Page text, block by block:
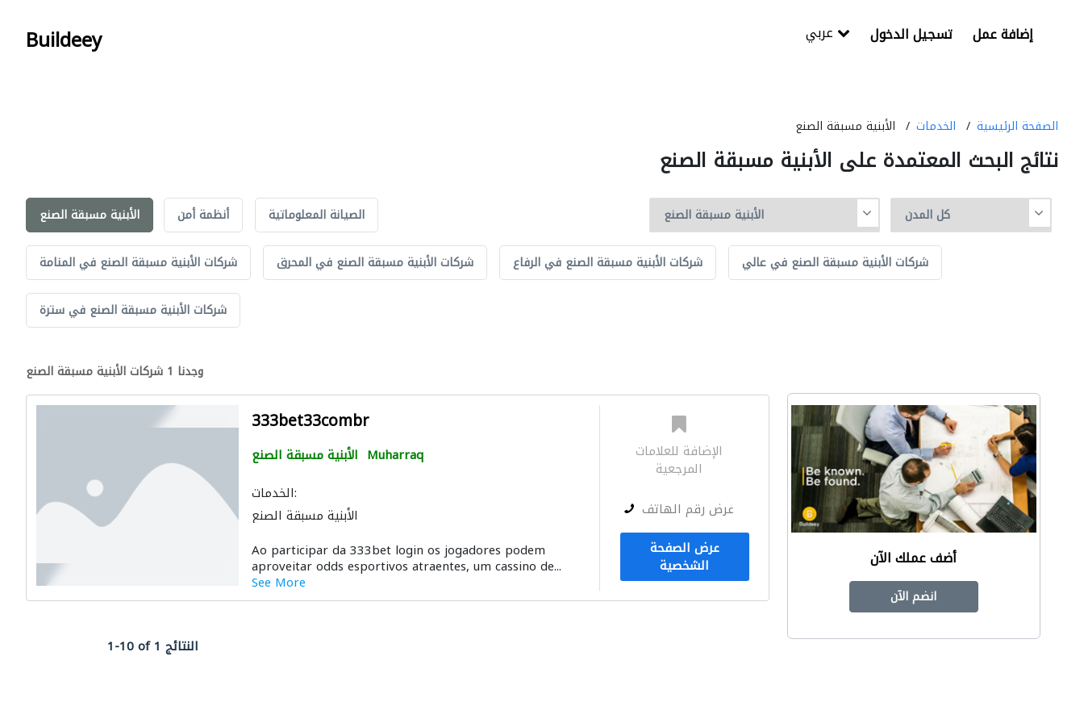
Buildeey تسجيل الدخول إضافة عمل
الصفحة الرئيسية الخدمات الأبنية مسبقة الصنع
نتائج البحث المعتمدة على الأبنية مسبقة الصنع
الأبنية مسبقة الصنع أنظمة أمن الصيانة المعلوماتية
شركات الأبنية مسبقة الصنع في المنامة شركات الأبنية مسبقة الصنع في المحرق شركات الأبنية مسبقة الصنع في الرفاع شركات الأبنية مسبقة الصنع في عالي
شركات الأبنية مسبقة الصنع في سترة
وجدنا 1 شركات الأبنية مسبقة الصنع
333bet33combr
الأبنية مسبقة الصنع Muharraq
الخدمات:
الأبنية مسبقة الصنع
Ao participar da 333bet login os jogadores podem
aproveitar odds esportivos atraentes, um cassino de...
See More
الإضافة للعلامات
المرجعية
عرض رقم الهاتف
عرض الصفحة
الشخصية
1-10 of 1 النتائج
أضف عملك الآن
انضم الآن